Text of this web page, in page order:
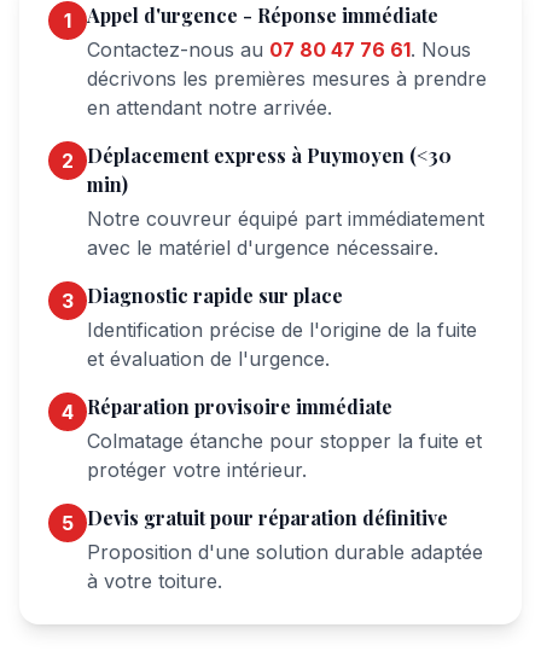
1 Appel d'urgence - Réponse immédiate
Contactez-nous au 07 80 47 76 61. Nous
décrivons les premières mesures à prendre
en attendant notre arrivée.
2 Déplacement express à Puymoyen (<30
min)
Notre couvreur équipé part immédiatement
avec le matériel d'urgence nécessaire.
3 Diagnostic rapide sur place
Identification précise de l'origine de la fuite
et évaluation de l'urgence.
4 Réparation provisoire immédiate
Colmatage étanche pour stopper la fuite et
protéger votre intérieur.
5 Devis gratuit pour réparation définitive
Proposition d'une solution durable adaptée
à votre toiture.